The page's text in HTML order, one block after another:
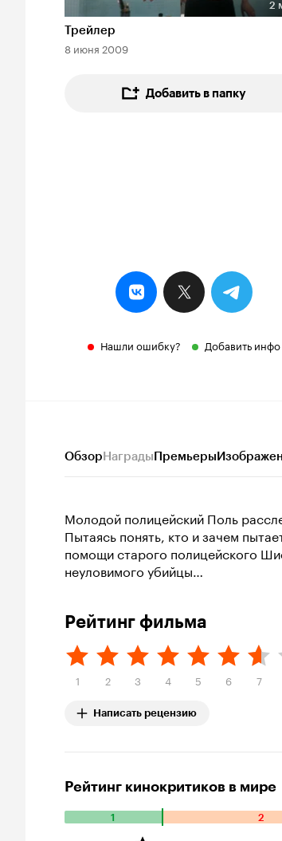
Длительность 2 мин
2
Трейлер
8 июня 2009
Добавить в папку
Нашли ошибку? Добавить инфо
ОбзорНаградыПремьеры
Молодой полицейский Поль
Пытаясь понять, кто и зачем
помощи старого полицейского
неуловимого убийцы…
Рейтинг фильма
1 2 3 4 5 6 7
Написать рецензию
Рейтинг кинокритиков в мире
1 2
Количество